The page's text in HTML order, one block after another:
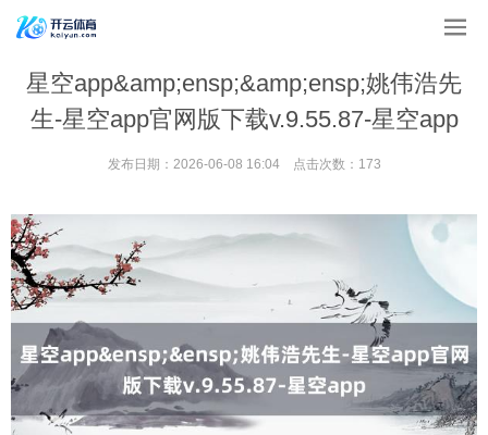
星空app&amp;ensp;&amp;ensp;姚伟浩先
生-星空app官网版下载v.9.55.87-星空app
发布日期：2026-06-08 16:04 点击次数：173